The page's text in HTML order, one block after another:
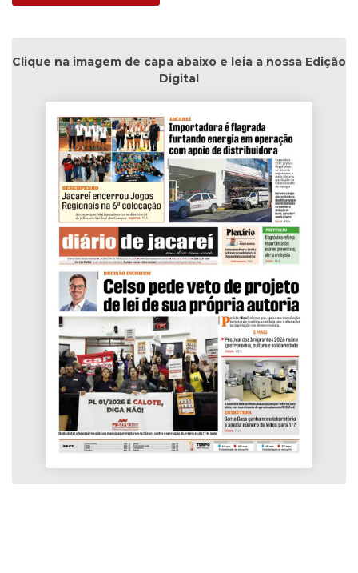
Clique na imagem de capa abaixo e leia a nossa Edição
Digital